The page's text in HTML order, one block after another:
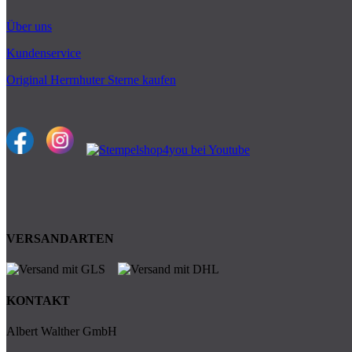
Über uns
Kundenservice
Original Herrnhuter Sterne kaufen
VERSANDARTEN
KONTAKT
Albert Walther GmbH